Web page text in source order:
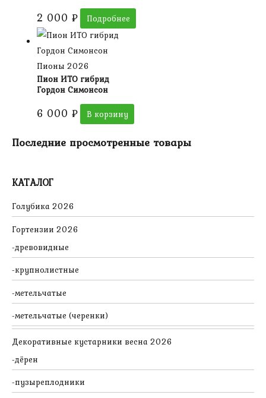
КАТАЛОГ
Голубика 2026
Гортензии 2026
древовидные
крупнолистные
метельчатые
метельчатые (черенки)
Декоративные кустарники весна 2026
дёрен
пузыреплодники
2 000 ₽ Подробнее
Пионы 2026
Пион ИТО гибрид
Гордон Симонсон
6 000 ₽ В корзину
Последние просмотренные товары